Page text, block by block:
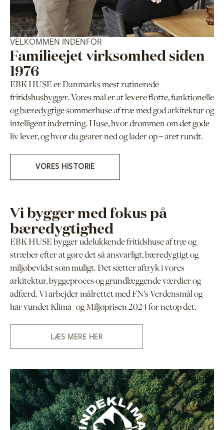
VELKOMMEN INDENFOR
Familieejet virksomhed siden
1976
EBK HUSE er Danmarks mest rutinerede
fritidshusbygger. Vores mål er at levere flotte, funktionelle
og bæredygtige sommerhuse af træ med god arkitektur og
intelligent indretning. Huse, hvor drømmen om det gode
liv lever, og hvor du gearer ned og lader op – året rundt.
VORES HISTORIE
Vi bygger med fokus på
bæredygtighed
EBK HUSE bygger udelukkende fritidshuse af træ og
stræber efter at gøre det så ansvarligt, bæredygtigt og
miljøbevidst som muligt. Det sætter aftryk i vores
arkitektur, byggeproces og grundlæggende værdier og
adfærd. Vi arbejder målrettet med FN’s Verdensmål og
har vundet Klima- og Miljøprisen 2024 for netop det.
LÆS MERE HER